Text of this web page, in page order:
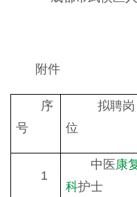
附件
序
号
拟聘岗
位
1
中医康
科护士